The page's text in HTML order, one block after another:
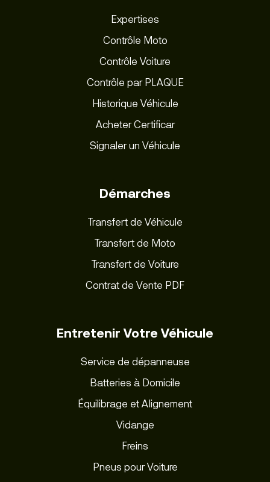
Expertises
Contrôle Moto
Contrôle Voiture
Contrôle par PLAQUE
Historique Véhicule
Acheter Certificar
Signaler un Véhicule
Démarches
Transfert de Véhicule
Transfert de Moto
Transfert de Voiture
Contrat de Vente PDF
Entretenir Votre Véhicule
Service de dépanneuse
Batteries à Domicile
Équilibrage et Alignement
Vidange
Freins
Pneus pour Voiture